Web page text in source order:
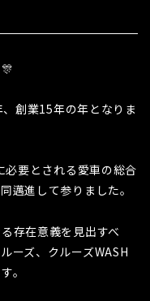
創業15年の年となりま
要とされる愛車の総合
邁進して参りました。
存在意義を見出すべ
ーズ、クルーズWASH
。